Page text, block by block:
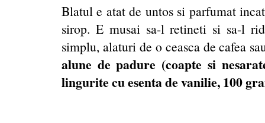
Blatul e atat de untos si parfumat
sirop. E musai sa-l retineti si sa-l
simplu, alaturi de o ceasca de cafea
alune de padure (coapte si
lingurite cu esenta de vanilie, 100